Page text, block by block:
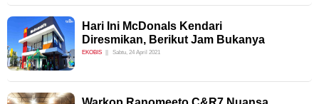
Hari Ini McDonals Kendari
Diresmikan, Berikut Jam Bukanya
EKOBIS Sabtu, 24 April 2021